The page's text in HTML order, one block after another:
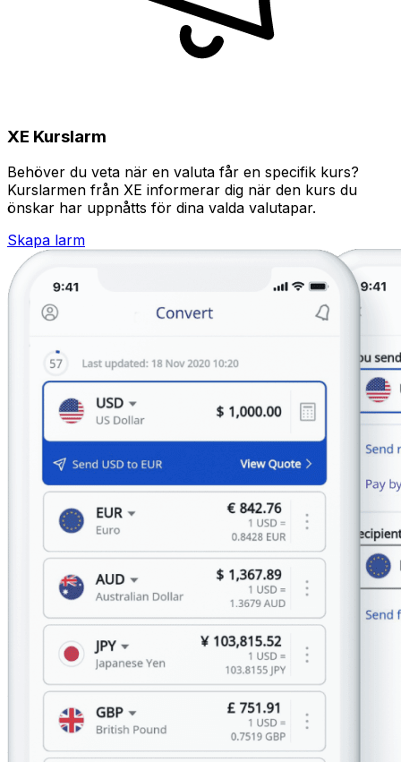
XE Kurslarm
Behöver du veta när en valuta får en specifik kurs?
Kurslarmen från XE informerar dig när den kurs du
önskar har uppnåtts för dina valda valutapar.
Skapa larm